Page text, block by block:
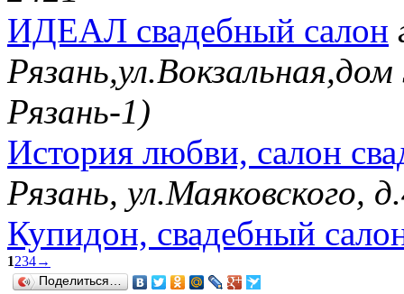
ИДЕАЛ свадебный салон
Рязань-1)
История любви, салон
Рязань,
Купидон, свадебный
1234→
Поделиться…